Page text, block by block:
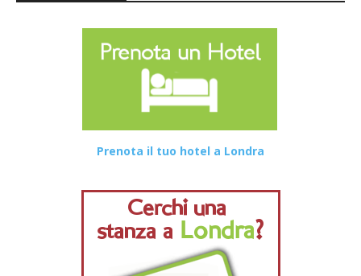
Prenota il tuo hotel a Londra